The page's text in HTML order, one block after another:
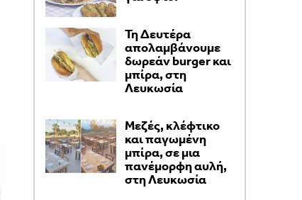
Τη Δευτέρα
απολαμβάνουμε
δωρεάν burger και
μπίρα, στη
Λευκωσία
Μεζές, κλέφτικο
και παγωμένη
μπίρα, σε μια
πανέμορφη αυλή,
στη Λευκωσία